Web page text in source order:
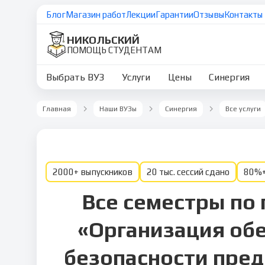
БлогМагазин работЛекцииГарантииОтзывыКонтакты
НИКОЛЬСКИЙ
ПОМОЩЬ СТУДЕНТАМ
Выбрать ВУЗ Услуги Цены Синергия
Главная Наши ВУЗы Синергия Все услуги
2000+ выпускников 20 тыс. сессий сдано
Все семестры по
«Организация
безопасности